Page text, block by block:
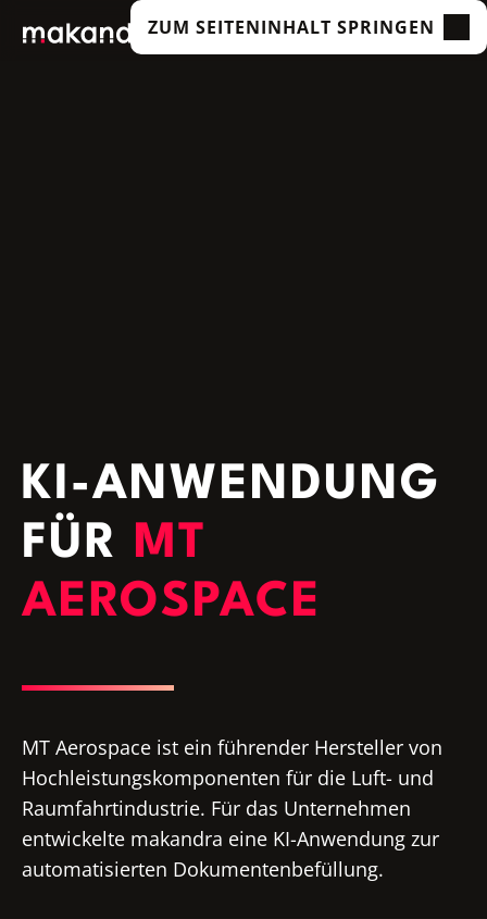
ZUM SEITENINHALT SPRINGEN
KI-ANWENDUNG
FÜR MT
AEROSPACE
MT Aerospace ist ein führender Hersteller von
Hochleistungskomponenten für die Luft- und
Raumfahrtindustrie. Für das Unternehmen
entwickelte makandra eine KI-Anwendung zur
automatisierten Dokumentenbefüllung.